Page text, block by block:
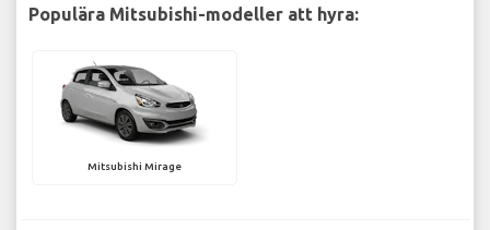
Populära Mitsubishi-modeller att hyra:
Mitsubishi Mirage